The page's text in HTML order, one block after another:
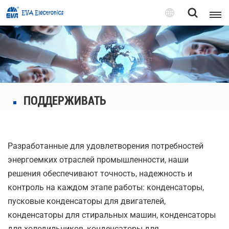
Pусский
English
Pусский
ПОДДЕРЖИВАТЬ
Разработанные для удовлетворения потребностей
энергоемких отраслей промышленности, наши
решения обеспечивают точность, надежность и
контроль на каждом этапе работы: конденсаторы,
пусковые конденсаторы для двигателей,
конденсаторы для стиральных машин, конденсаторы